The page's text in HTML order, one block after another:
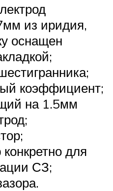
из иридия,
оснащен
коэффициент;
на 1.5мм
для
СЗ;